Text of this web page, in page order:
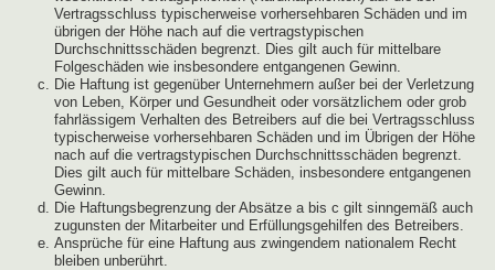
Vertragsschluss typischerweise vorhersehbaren Schäden und im
übrigen der Höhe nach auf die vertragstypischen
Durchschnittsschäden begrenzt. Dies gilt auch für mittelbare
Folgeschäden wie insbesondere entgangenen Gewinn.
Die Haftung ist gegenüber Unternehmern außer bei der Verletzung
von Leben, Körper und Gesundheit oder vorsätzlichem oder grob
fahrlässigem Verhalten des Betreibers auf die bei Vertragsschluss
typischerweise vorhersehbaren Schäden und im Übrigen der Höhe
nach auf die vertragstypischen Durchschnittsschäden begrenzt.
Dies gilt auch für mittelbare Schäden, insbesondere entgangenen
Gewinn.
Die Haftungsbegrenzung der Absätze a bis c gilt sinngemäß auch
zugunsten der Mitarbeiter und Erfüllungsgehilfen des Betreibers.
Ansprüche für eine Haftung aus zwingendem nationalem Recht
bleiben unberührt.